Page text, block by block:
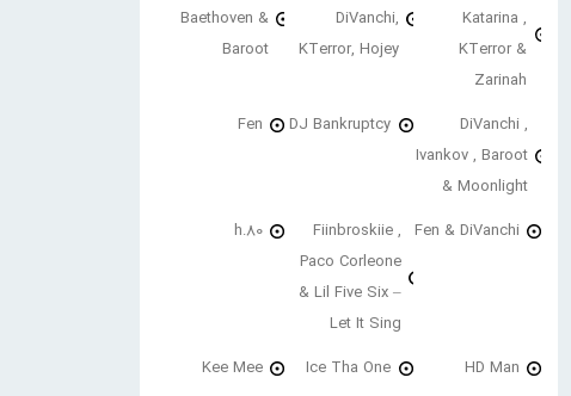
Katarina ,
KTerror &
Zarinah
DiVanchi,
KTerror, Hojey
Baethoven &
Baroot
DiVanchi ,
Ivankov , Baroot
& Moonlight
DJ Bankruptcy
Fen
Fen & DiVanchi
Fiinbroskiie ,
Paco Corleone
& Lil Five Six –
Let It Sing
h.80
HD Man
Ice Tha One
Kee Mee